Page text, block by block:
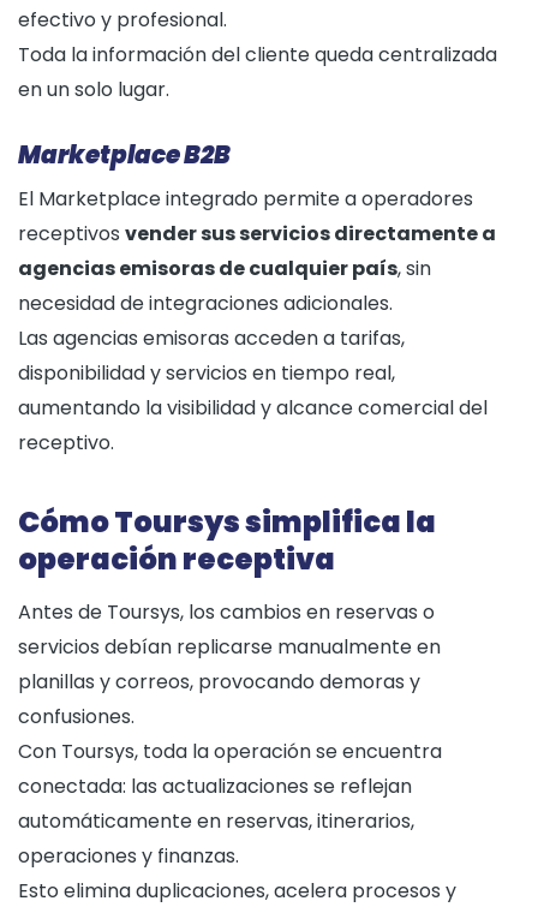
efectivo y profesional.
Toda la información del cliente queda centralizada
en un solo lugar.
Marketplace B2B
El Marketplace integrado permite a operadores
receptivos vender sus servicios directamente a
agencias emisoras de cualquier país, sin
necesidad de integraciones adicionales.
Las agencias emisoras acceden a tarifas,
disponibilidad y servicios en tiempo real,
aumentando la visibilidad y alcance comercial del
receptivo.
Cómo Toursys simplifica la
operación receptiva
Antes de Toursys, los cambios en reservas o
servicios debían replicarse manualmente en
planillas y correos, provocando demoras y
confusiones.
Con Toursys, toda la operación se encuentra
conectada: las actualizaciones se reflejan
automáticamente en reservas, itinerarios,
operaciones y finanzas.
Esto elimina duplicaciones, acelera procesos y